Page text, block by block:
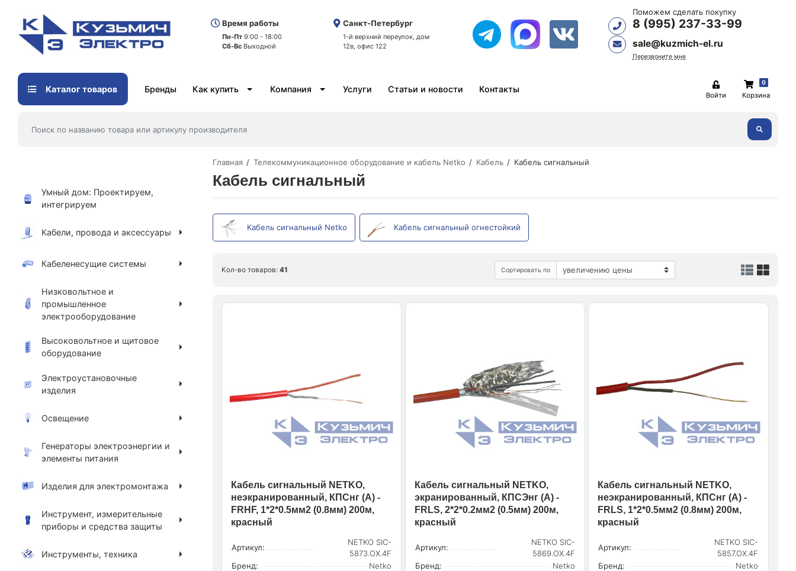
Время работы
Пн-Пт 9:00 - 18:00
Сб-Вс Выходной
Санкт-Петербург
1-й верхний переулок, дом
12в, офис 122
Поможем сделать покупку
8 (995) 237-33-99
sale@kuzmich-el.ru
Перезвоните мне
Каталог товаров Бренды Как купить Компания Услуги Статьи и новости Контакты
Войти
0
Корзина
Главная Телекоммуникационное оборудование и кабель Netko Кабель Кабель сигнальный
Кабель сигнальный
Кабель сигнальный Netko Кабель сигнальный огнестойкий
Кол-во товаров: 41 Сортировать по
Кабель сигнальный NETKO,
неэкранированный, КПСнг (А) -
FRHF, 1*2*0.5мм2 (0.8мм) 200м,
красный
Артикул:
NETKO SIC-
5873.OX.4F
Бренд:
Netko
Кабель сигнальный NETKO,
экранированный, КПСЭнг (А) -
FRLS, 2*2*0.2мм2 (0.5мм) 200м,
красный
Артикул:
NETKO SIC-
5869.OX.4F
Бренд:
Netko
Кабель сигнальный NETKO,
неэкранированный, КПСнг (А) -
FRLS, 1*2*0.5мм2 (0.8мм) 200м,
красный
Артикул:
NETKO SIC-
5857.OX.4F
Бренд:
Netko
Умный дом: Проектируем,
интегрируем
Кабели, провода и аксессуары
Кабеленесущие системы
Низковольтное и
промышленное
электрооборудование
Высоковольтное и щитовое
оборудование
Электроустановочные
изделия
Освещение
Генераторы электроэнергии и
элементы питания
Изделия для электромонтажа
Инструмент, измерительные
приборы и средства защиты
Инструменты, техника